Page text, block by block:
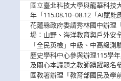
國立臺北科技大學與龍華科技
年「115.08.10~08.12「AI賦能
歡迎學生踴躍報名參加
花蓮縣政府委請秀林國中辦理
場：山野、海洋教育與戶外安
參加
「全民英檢」中級、中高級測
歷史學科中心參與辦理115學
及關心本議題之教師踴躍報名
國教署辦理「教育部國民及學